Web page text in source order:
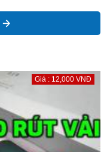
Giá : 12,000 VNĐ